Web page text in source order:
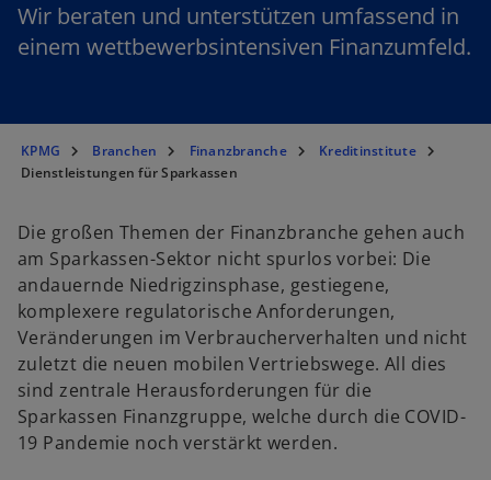
Wir beraten und unterstützen umfassend in
einem wettbewerbsintensiven Finanzumfeld.
KPMG Branchen Finanzbranche
Kreditinstitute
Dienstleistungen für Sparkassen
Die großen Themen der Finanzbranche gehen auch
am Sparkassen-Sektor nicht spurlos vorbei: Die
andauernde Niedrigzinsphase, gestiegene,
komplexere regulatorische Anforderungen,
Veränderungen im Verbraucherverhalten und nicht
zuletzt die neuen mobilen Vertriebswege. All dies
sind zentrale Herausforderungen für die
Sparkassen Finanzgruppe, welche durch die COVID-
19 Pandemie noch verstärkt werden.